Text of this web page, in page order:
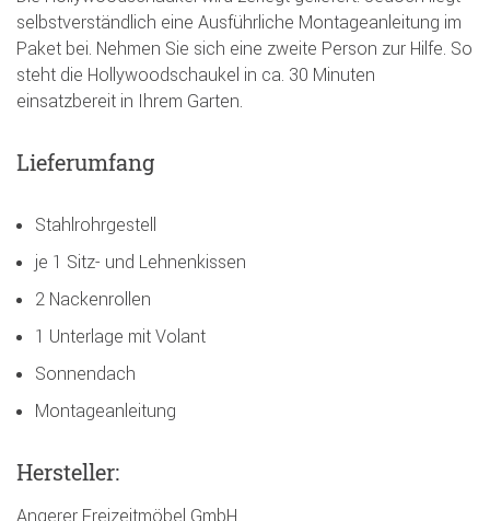
selbstverständlich eine Ausführliche Montageanleitung im
Paket bei. Nehmen Sie sich eine zweite Person zur Hilfe. So
steht die Hollywoodschaukel in ca. 30 Minuten
einsatzbereit in Ihrem Garten.
Lieferumfang
Stahlrohrgestell
je 1 Sitz- und Lehnenkissen
2 Nackenrollen
1 Unterlage mit Volant
Sonnendach
Montageanleitung
Hersteller:
Angerer Freizeitmöbel GmbH